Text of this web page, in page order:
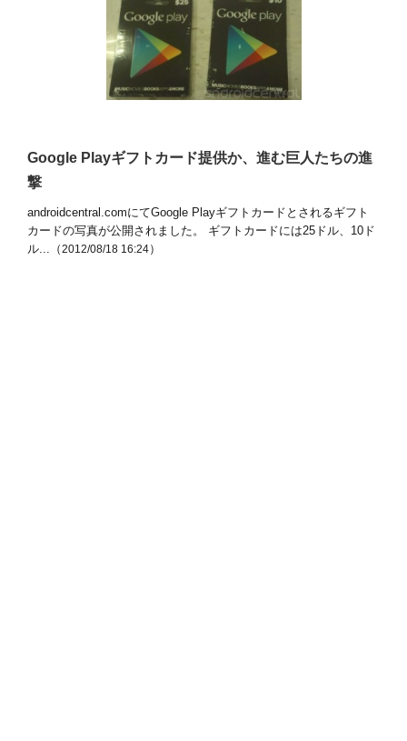
Google Playギフトカード提供か、進む巨人たちの進
撃
androidcentral.comにてGoogle Playギフトカードとされるギフト
カードの写真が公開されました。 ギフトカードには25ドル、10ド
ル...（2012/08/18 16:24）